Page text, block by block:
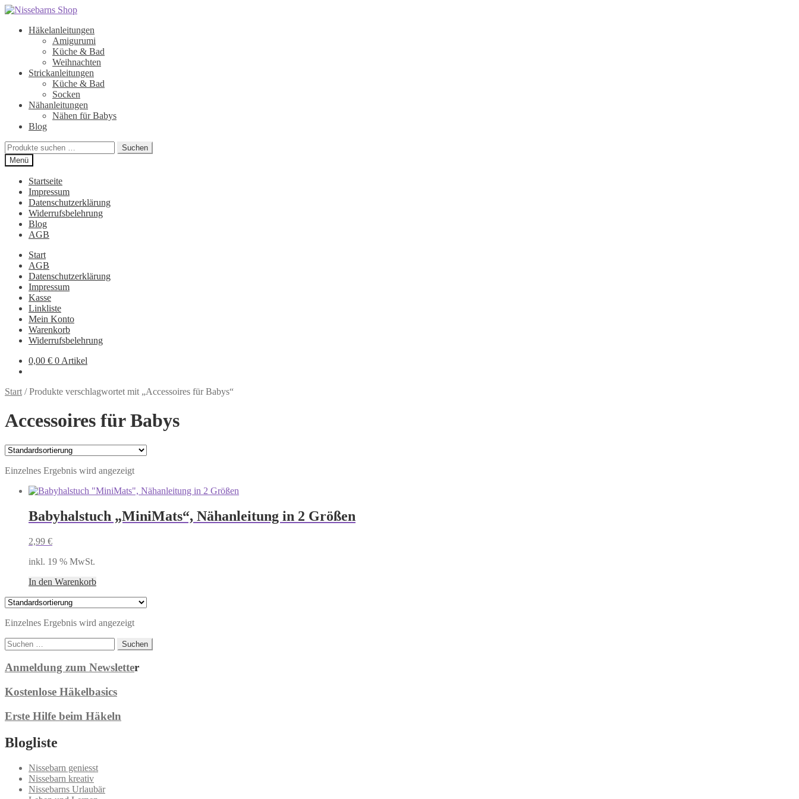
Zur
springen
Zum
springenHäkelanleitungen
Amigurumi
Küche & Bad
Weihnachten
Strickanleitungen
Küche & Bad
Socken
Nähanleitungen
Nähen für Babys
Blog
Suchen
nach:
Suchen
Menü
Startseite
Impressum
Datenschutzerklärung
Widerrufsbelehrung
Blog
AGB
Start
AGB
Datenschutzerklärung
Impressum
Kasse
Linkliste
Mein Konto
Warenkorb
Widerrufsbelehrung
0,00 € 0 Artikel
Start /Produkte verschlagwortet mit „Accessoires für Babys“
Accessoires für Babys
Einzelnes Ergebnis wird angezeigt
Babyhalstuch „MiniMats“, Nähanleitung in 2 Größen
2,99 €
inkl. 19 % MwSt.
In den Warenkorb
Einzelnes Ergebnis wird angezeigt
Suchen
nach:
Anmeldung zum Newsletter
Kostenlose Häkelbasics
Erste Hilfe beim Häkeln
Blogliste
Nissebarn geniesst
Nissebarn kreativ
Nissebarns Urlaubär